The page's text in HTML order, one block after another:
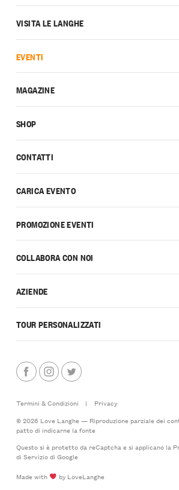
CONTATTI
CARICA EVENTO
PROMOZIONE EVENTI
COLLABORA CON NOI
AZIENDE
TOUR PERSONALIZZATI
VISITA LE LANGHE
EVENTI
MAGAZINE
SHOP
Termini & Condizioni |
Privacy
© 2026 Love Langhe — Riproduzione parziale dei
patto di indicarne la fonte
Questo si è protetto da reCaptcha e si applicano la
di Serviziodi Google
Made with
by LoveLanghe